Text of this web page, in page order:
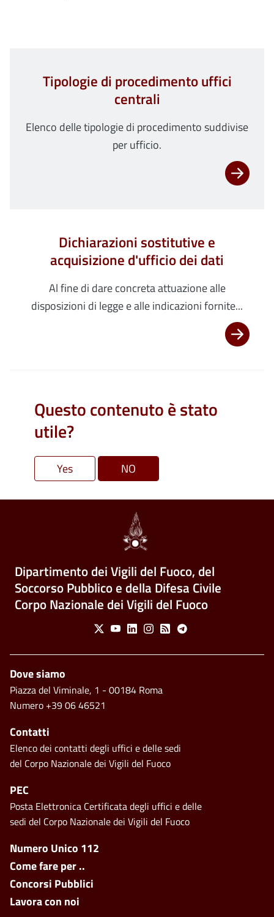
Tipologie di procedimento uffici
centrali
Elenco delle tipologie di procedimento suddivise
per ufficio.
Dichiarazioni sostitutive e
acquisizione d'ufficio dei dati
Al fine di dare concreta attuazione alle
disposizioni di legge e alle indicazioni fornite...
Questo contenuto è stato
utile?
Dipartimento dei Vigili del Fuoco, del
Soccorso Pubblico e della Difesa Civile
Corpo Nazionale dei Vigili del Fuoco
Social Menu
X YoutubeLinkedinInstagram
Feed Telegram
Footer side menu
Numero Unico 112
Come fare per ..
Concorsi Pubblici
Lavora con noi
Piè di pagina
Dove siamo
Piazza del Viminale, 1 - 00184 Roma
Numero +39 06 46521
Contatti
Elenco dei contatti degli uffici e delle sedi
del Corpo Nazionale dei Vigili del Fuoco
PEC
Posta Elettronica Certificata degli uffici e delle
sedi del Corpo Nazionale dei Vigili del Fuoco